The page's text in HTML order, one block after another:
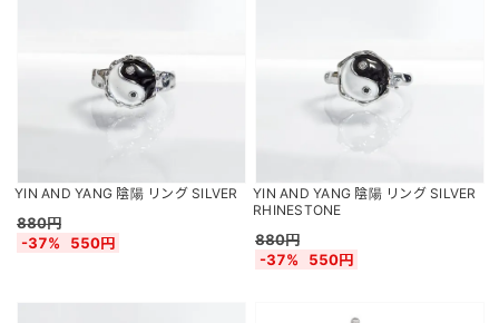
YIN AND YANG 陰陽 リング SILVER
880円
-37%
550円
YIN AND YANG 陰陽 リング SILVER
RHINESTONE
880円
-37%
550円